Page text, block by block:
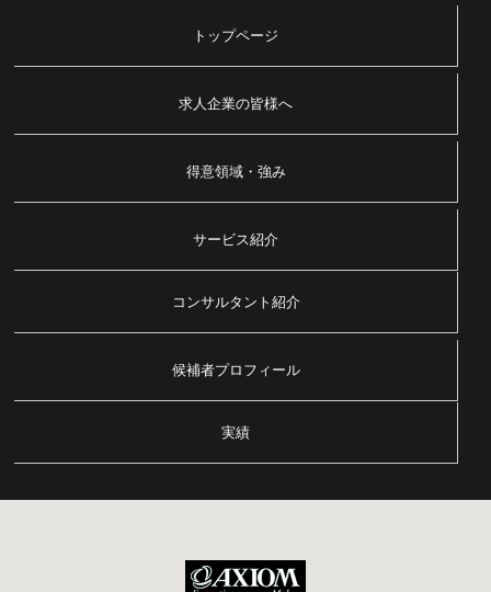
トップページ
求人企業の皆様へ
得意領域・強み
サービス紹介
コンサルタント紹介
候補者プロフィール
実績